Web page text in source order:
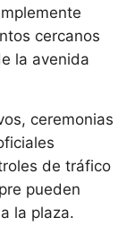
cercanos
la avenida
ceremonias
de tráfico
pueden
la plaza.